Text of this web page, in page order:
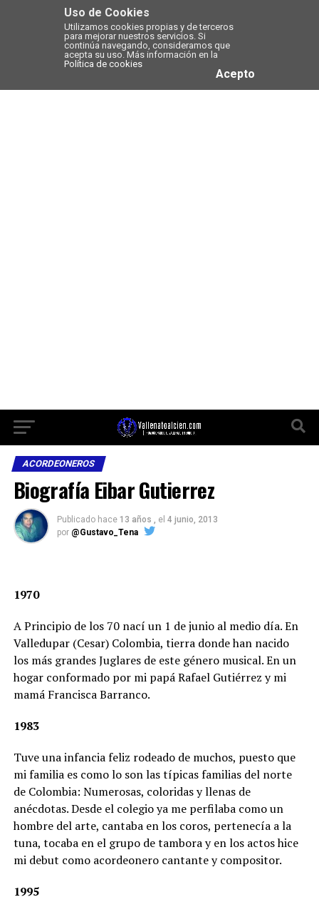
Uso de Cookies
Utilizamos cookies propias y de terceros
para mejorar nuestros servicios. Si
continúa navegando, consideramos que
acepta su uso. Más información en la
Política de cookies
Acepto
ACORDEONEROS
Biografía Eibar Gutierrez
Publicado hace 13 años , el 4 junio, 2013
por @Gustavo_Tena
1970
A Principio de los 70 nací un 1 de junio al medio día. En
Valledupar (Cesar) Colombia, tierra donde han nacido
los más grandes Juglares de este género musical. En un
hogar conformado por mi papá Rafael Gutiérrez y mi
mamá Francisca Barranco.
1983
Tuve una infancia feliz rodeado de muchos, puesto que
mi familia es como lo son las típicas familias del norte
de Colombia: Numerosas, coloridas y llenas de
anécdotas. Desde el colegio ya me perfilaba como un
hombre del arte, cantaba en los coros, pertenecía a la
tuna, tocaba en el grupo de tambora y en los actos hice
mi debut como acordeonero cantante y compositor.
1995